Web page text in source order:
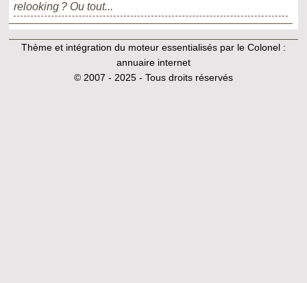
relooking ? Ou tout...
Thème et intégration du moteur essentialisés par le Colonel :
annuaire internet
© 2007 - 2025 - Tous droits réservés